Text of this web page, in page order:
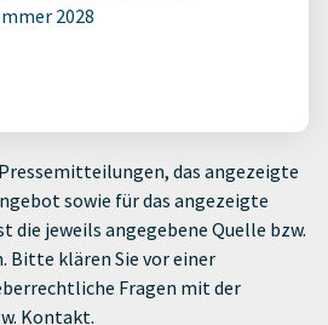
2028
das angezeigte
sowie für das angezeigte
die jeweils angegebene Quelle bzw.
klären Sie vor einer
Fragen mit der
Kontakt.